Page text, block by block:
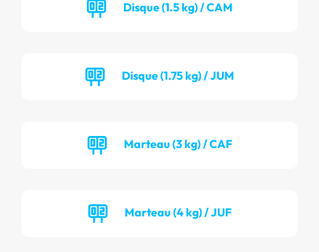
Disque (1.5 kg) / CAM
Disque (1.75 kg) / JUM
Marteau (3 kg) / CAF
Marteau (4 kg) / JUF